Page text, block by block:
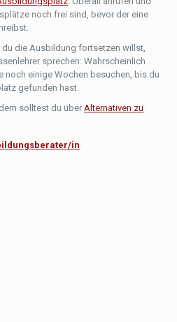
noch frei sind, bevor der eine
du die Ausbildung fortsetzen willst,
sprechen: Wahrscheinlich
noch einige Wochen besuchen, bis du
gefunden hast.
solltest du überAlternativen zu
in